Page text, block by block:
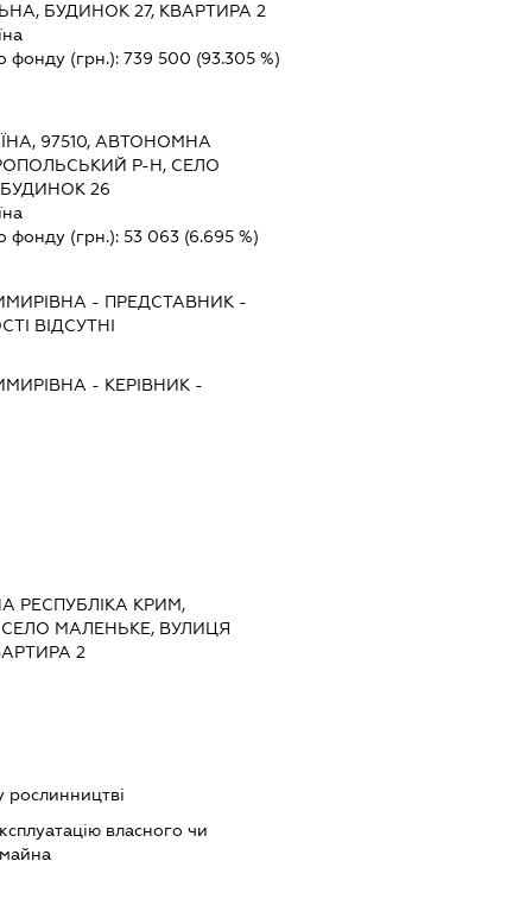
БУДИНОК 27, КВАРТИРА 2
фонду (грн.):739 500 (93.305 %)
97510, АВТОНОМНА
Р-Н, СЕЛО
26
фонду (грн.):53 063 (6.695 %)
- ПРЕДСТАВНИК -
ВІДСУТНІ
- КЕРІВНИК -
РЕСПУБЛІКА КРИМ,
МАЛЕНЬКЕ, ВУЛИЦЯ
2
рослинництві
власного чи